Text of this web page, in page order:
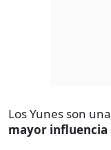
Los Yunes son
mayor influencia